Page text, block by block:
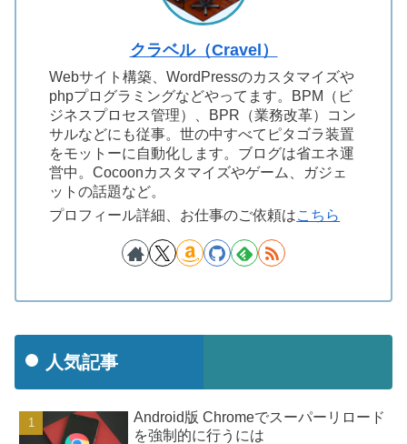
クラベル（Cravel）
Webサイト構築、WordPressのカスタマイズや
phpプログラミングなどやってます。BPM（ビ
ジネスプロセス管理）、BPR（業務改革）コン
サルなどにも従事。世の中すべてピタゴラ装置
をモットーに自動化します。ブログは省エネ運
営中。Cocoonカスタマイズやゲーム、ガジェ
ットの話題など。
プロフィール詳細、お仕事のご依頼はこちら
人気記事
Android版 Chromeでスーパーリロード
を強制的に行うには